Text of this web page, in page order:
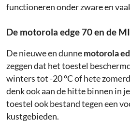
functioneren onder zware en
De motorola edge 70 en de
De nieuwe en dunnemotorola
zeggen dat het toestel
winters tot -20 °C of hete
denk ook aan de hitte binnen in
toestel ook bestand tegen een
kustgebieden.